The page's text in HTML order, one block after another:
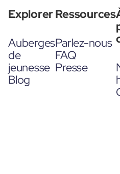
Explorer
Auberges
de
jeunesse
Blog
Ressources
Parlez-nous
FAQ
Presse